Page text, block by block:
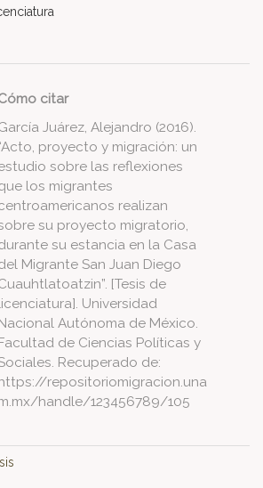
citar
Juárez, Alejandro (2016).
proyecto y migración: un
sobre las reflexiones
los migrantes
realizan
su proyecto migratorio,
su estancia en la Casa
Migrante San Juan Diego
[Tesis de
Universidad
Autónoma de México.
de Ciencias Políticas y
Recuperado de:
repositoriomigracion.una
handle/123456789/105